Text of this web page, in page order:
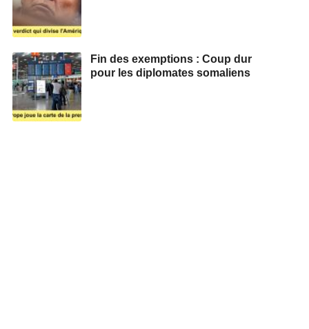
Fin des exemptions : Coup dur
pour les diplomates somaliens